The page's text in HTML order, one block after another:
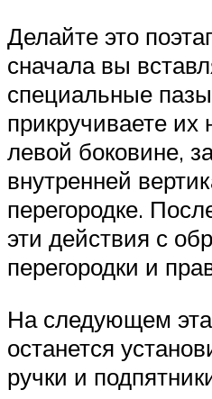
Делайте это
сначала вы
специальные
прикручиваете их
левой боковине,
внутренней
перегородке.
эти действия с
перегородки и
На следующем
останется
ручки и